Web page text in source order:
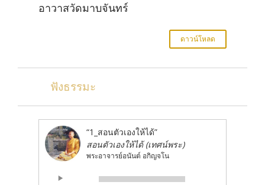
อาวาสวัดมาบจันทร์
ดาวน์โหลด
ฟังธรรมะ
“1_สอนตัวเองให้ได้”
สอนตัวเองให้ได้ (เทศน์พระ)
พระอาจารย์อนันต์ อกิญจโน